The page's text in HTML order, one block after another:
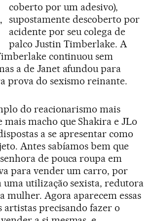
coberto por um adesivo),
supostamente descoberto por
acidente por seu colega de
palco Justin Timberlake. A
continuou sem
a de Janet afundou para
prova do sexismo reinante.
do reacionarismo mais
mais macho que Shakira e JLo
a se apresentar como
Antes sabíamos bem que
de pouca roupa em
para vender um carro, por
uma utilização sexista, redutora
mulher. Agora aparecem essas
artistas precisando fazer o